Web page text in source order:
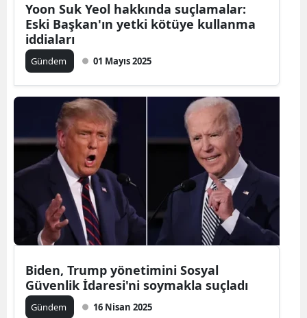
Yoon Suk Yeol hakkında suçlamalar:
Eski Başkan'ın yetki kötüye kullanma
iddiaları
Gündem 01 Mayıs 2025
Biden, Trump yönetimini Sosyal
Güvenlik İdaresi'ni soymakla suçladı
Gündem 16 Nisan 2025